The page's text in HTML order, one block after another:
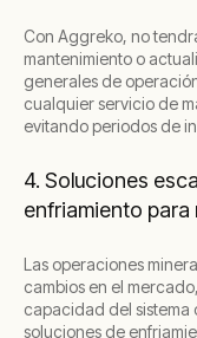
Con Aggreko, no
mantenimiento o
generales de
cualquier servicio de
evitando periodos de
4. Soluciones
enfriamiento para
Las operaciones
cambios en el
capacidad del sistema
soluciones de